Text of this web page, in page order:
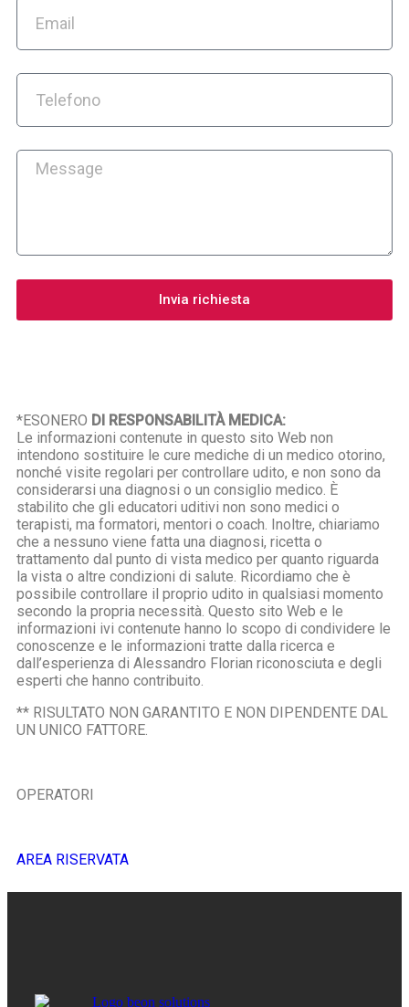
Invia richiesta
*ESONERO DI RESPONSABILITÀ MEDICA:
Le informazioni contenute in questo sito Web non
intendono sostituire le cure mediche di un medico otorino,
nonché visite regolari per controllare udito, e non sono da
considerarsi una diagnosi o un consiglio medico. È
stabilito che gli educatori uditivi non sono medici o
terapisti, ma formatori, mentori o coach. Inoltre, chiariamo
che a nessuno viene fatta una diagnosi, ricetta o
trattamento dal punto di vista medico per quanto riguarda
la vista o altre condizioni di salute. Ricordiamo che è
possibile controllare il proprio udito in qualsiasi momento
secondo la propria necessità. Questo sito Web e le
informazioni ivi contenute hanno lo scopo di condividere le
conoscenze e le informazioni tratte dalla ricerca e
dall’esperienza di Alessandro Florian riconosciuta e degli
esperti che hanno contribuito.
** RISULTATO NON GARANTITO E NON DIPENDENTE DAL
UN UNICO FATTORE.
OPERATORI
AREA RISERVATA